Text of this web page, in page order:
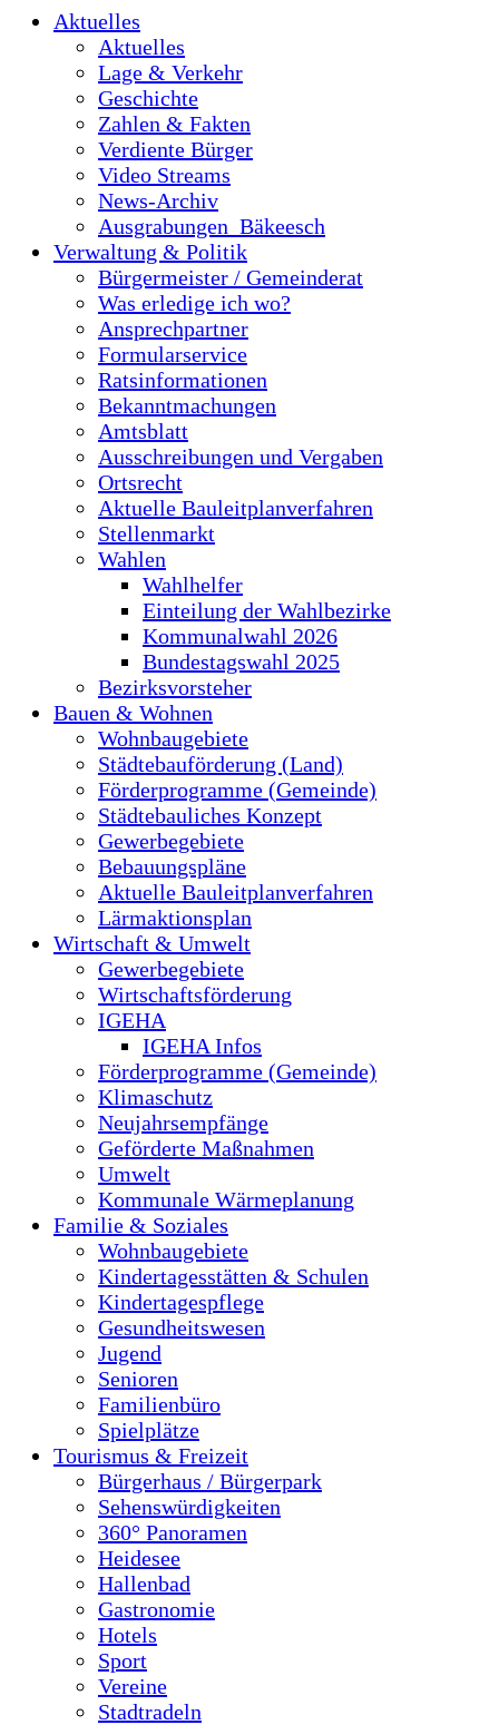
Aktuelles
Aktuelles
Lage & Verkehr
Geschichte
Zahlen & Fakten
Verdiente Bürger
Video Streams
News-Archiv
Ausgrabungen_Bäkeesch
Verwaltung & Politik
Bürgermeister / Gemeinderat
Was erledige ich wo?
Ansprechpartner
Formularservice
Ratsinformationen
Bekanntmachungen
Amtsblatt
Ausschreibungen und Vergaben
Ortsrecht
Aktuelle Bauleitplanverfahren
Stellenmarkt
Wahlen
Wahlhelfer
Einteilung der Wahlbezirke
Kommunalwahl 2026
Bundestagswahl 2025
Bezirksvorsteher
Bauen & Wohnen
Wohnbaugebiete
Städtebauförderung (Land)
Förderprogramme (Gemeinde)
Städtebauliches Konzept
Gewerbegebiete
Bebauungspläne
Aktuelle Bauleitplanverfahren
Lärmaktionsplan
Wirtschaft & Umwelt
Gewerbegebiete
Wirtschaftsförderung
IGEHA
IGEHA Infos
Förderprogramme (Gemeinde)
Klimaschutz
Neujahrsempfänge
Geförderte Maßnahmen
Umwelt
Kommunale Wärmeplanung
Familie & Soziales
Wohnbaugebiete
Kindertagesstätten & Schulen
Kindertagespflege
Gesundheitswesen
Jugend
Senioren
Familienbüro
Spielplätze
Tourismus & Freizeit
Bürgerhaus / Bürgerpark
Sehenswürdigkeiten
360° Panoramen
Heidesee
Hallenbad
Gastronomie
Hotels
Sport
Vereine
Stadtradeln